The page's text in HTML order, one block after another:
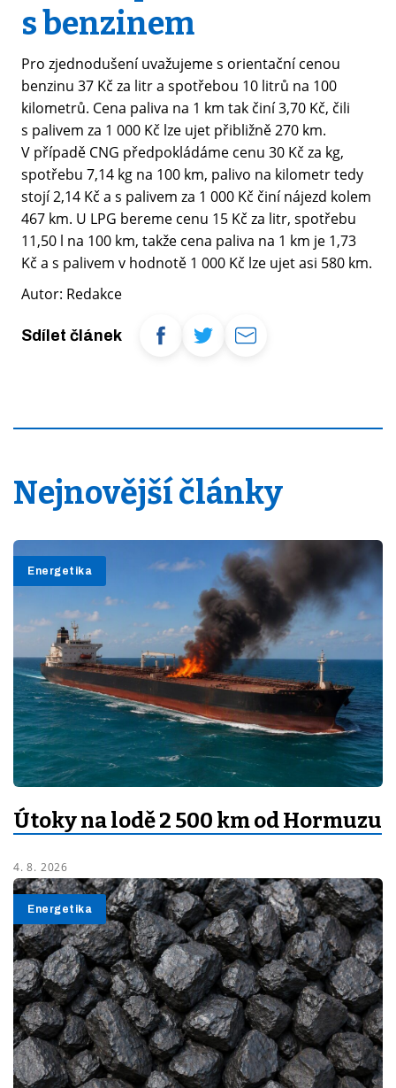
s benzinem
Pro zjednodušení uvažujeme s orientační cenou
benzinu 37 Kč za litr a spotřebou 10 litrů na 100
kilometrů. Cena paliva na 1 km tak činí 3,70 Kč, čili
s palivem za 1 000 Kč lze ujet přibližně 270 km.
V případě CNG předpokládáme cenu 30 Kč za kg,
spotřebu 7,14 kg na 100 km, palivo na kilometr tedy
stojí 2,14 Kč a s palivem za 1 000 Kč činí nájezd kolem
467 km. U LPG bereme cenu 15 Kč za litr, spotřebu
11,50 l na 100 km, takže cena paliva na 1 km je 1,73
Kč a s palivem v hodnotě 1 000 Kč lze ujet asi 580 km.
Autor: Redakce
Sdílet článek
Nejnovější články
Energetika
Útoky na lodě 2 500 km od Hormuzu
4. 8. 2026
Energetika